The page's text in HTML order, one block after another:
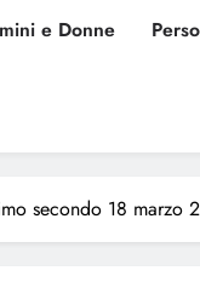
e Donne
secondo 18 marzo